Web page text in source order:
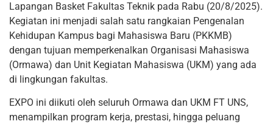
Lapangan Basket Fakultas Teknik pada Rabu (20/8/2025).
Kegiatan ini menjadi salah satu rangkaian Pengenalan
Kehidupan Kampus bagi Mahasiswa Baru (PKKMB)
dengan tujuan memperkenalkan Organisasi Mahasiswa
(Ormawa) dan Unit Kegiatan Mahasiswa (UKM) yang ada
di lingkungan fakultas.
EXPO ini diikuti oleh seluruh Ormawa dan UKM FT UNS,
menampilkan program kerja, prestasi, hingga peluang